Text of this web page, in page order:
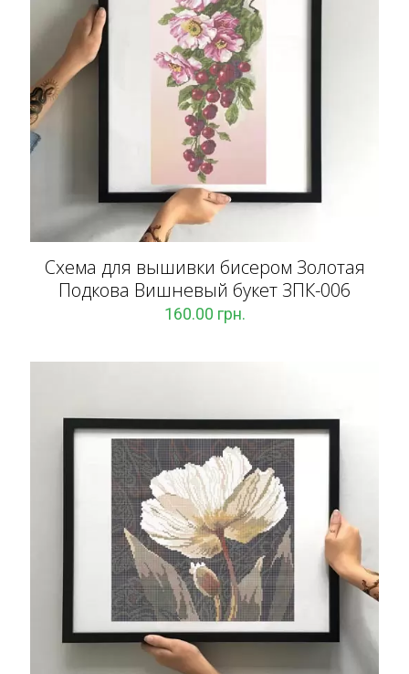
Схема для вышивки бисером Золотая
Подкова Вишневый букет ЗПК-006
160.00 грн.